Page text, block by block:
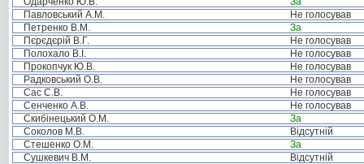
Павловський А.М.
Не голосував
Петренко В.М.
За
Пєрєдєрій В.Г.
Не голосував
Полохало В.І.
Не голосував
Прокопчук Ю.В.
Не голосував
Радковський О.В.
Не голосував
Сас С.В.
Не голосував
Сенченко А.В.
Не голосував
Скибінецький О.М.
За
Соколов М.В.
Відсутній
Стешенко О.М.
За
Сушкевич В.М.
Відсутній